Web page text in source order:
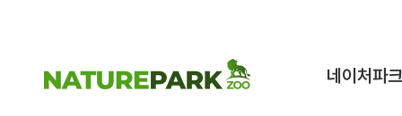
네이처파크